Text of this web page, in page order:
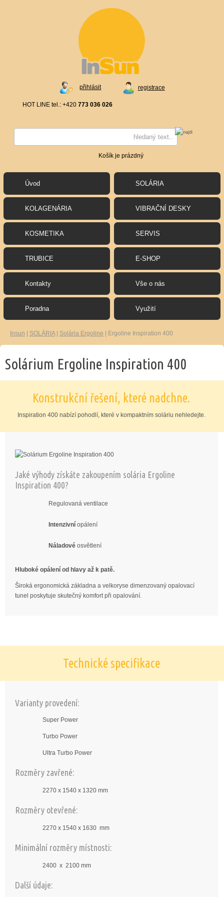
registrace
přihlásit
HOT LINE tel.: +420 773 036 026
Košík je prázdný
Úvod SOLÁRIA
KOLAGENÁRIA VIBRAČNÍ DESKY
KOSMETIKA SERVIS
TRUBICE E-SHOP
Kontakty Vše o nás
Poradna Využití
Insun SOLÁRIA| Solária Ergoline Ergoline Inspiration 400
Solárium Ergoline Inspiration 400
Konstrukční řešení, které nadchne.
Inspiration 400 nabízí pohodlí, které v kompaktním soláriu nehledejte.
Jaké výhody získáte zakoupením solária Ergoline
Inspiration 400?
Regulovaná ventilace
Intenzivní opálení
Náladové osvětlení
Hluboké opálení od hlavy až k patě.
Široká ergonomická základna a velkoryse dimenzovaný opalovací
tunel poskytuje skutečný komfort při opalování.
Technické specifikace
Varianty provedení:
Super Power
Turbo Power
Ultra Turbo Power
Rozměry zavřené:
2270 x 1540 x 1320 mm
Rozměry otevřené:
2270 x 1540 x 1630 mm
Minimální rozměry místnosti:
2400 x 2100 mm
Další údaje: